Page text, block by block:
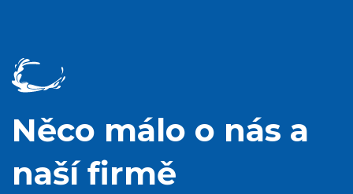
Něco málo o nás a
naší firmě